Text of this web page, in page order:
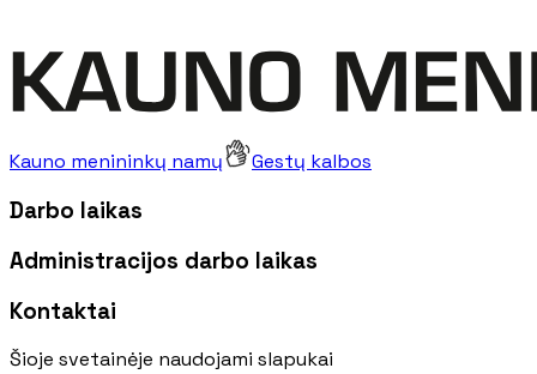
Kauno menininkų namų Gestų kalbos
Darbo laikas
Administracijos darbo laikas
Kontaktai
Šioje svetainėje naudojami slapukai